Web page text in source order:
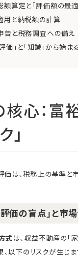
算定と「評価額の最適
用と納税額の計算
告と税務調査への備え
」と「知識」から始まる
心：富
」
は、税務上の基準と
価の盲点」と市
式は、収益不動産の「
以下のリスクが生じま